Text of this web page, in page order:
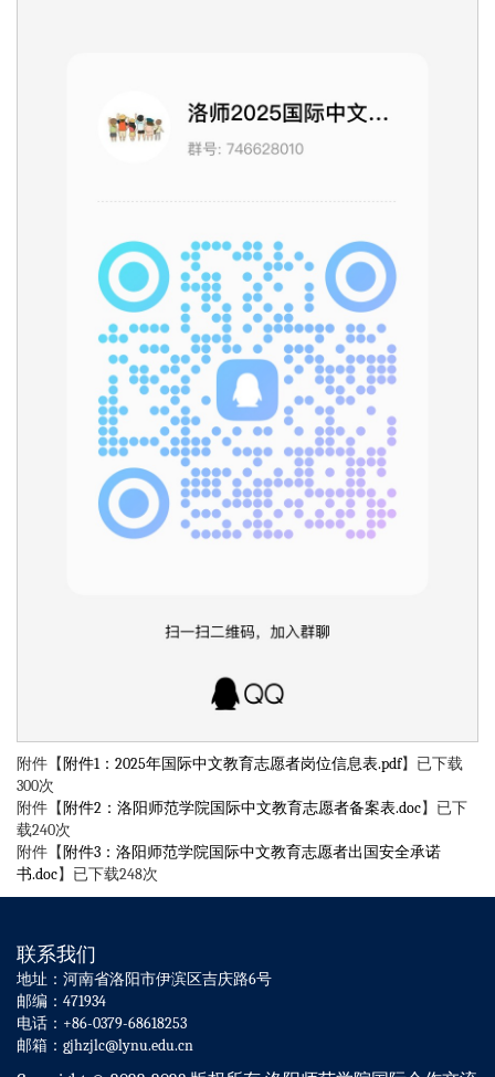
附件【 附件1：2025年国际中文教育志愿者岗位信息表.pdf】已下载
300次
附件【 附件2：洛阳师范学院国际中文教育志愿者备案表.doc】已下
载240次
附件【 附件3：洛阳师范学院国际中文教育志愿者出国安全承诺
书.doc】已下载248次
联系我们
地址：河南省洛阳市伊滨区吉庆路6号
邮编：471934
电话：+86-0379-68618253
邮箱：gjhzjlc@lynu.edu.cn